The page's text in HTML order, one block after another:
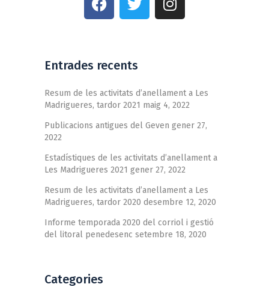
Entrades recents
Resum de les activitats d’anellament a Les
Madrigueres, tardor 2021 maig 4, 2022
Publicacions antigues del Geven gener 27,
2022
Estadístiques de les activitats d’anellament a
Les Madrigueres 2021 gener 27, 2022
Resum de les activitats d’anellament a Les
Madrigueres, tardor 2020 desembre 12, 2020
Informe temporada 2020 del corriol i gestió
del litoral penedesenc setembre 18, 2020
Categories